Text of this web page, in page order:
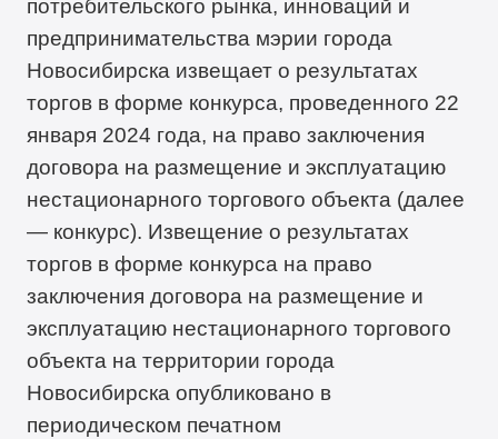
потребительского рынка, инноваций и
предпринимательства мэрии города
Новосибирска извещает о результатах
торгов в форме конкурса, проведенного 22
января 2024 года, на право заключения
договора на размещение и эксплуатацию
нестационарного торгового объекта (далее
— конкурс). Извещение о результатах
торгов в форме конкурса на право
заключения договора на размещение и
эксплуатацию нестационарного торгового
объекта на территории города
Новосибирска опубликовано в
периодическом печатном